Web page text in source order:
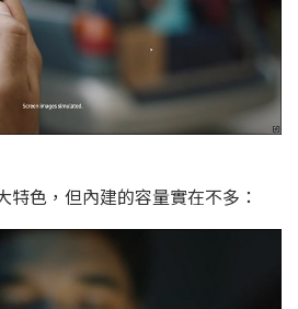
色，但內建的容量實在不多：